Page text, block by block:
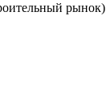
рынок)